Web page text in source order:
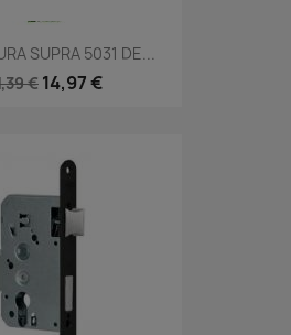
SUPRA 5031 DE...
€ 14,97 €